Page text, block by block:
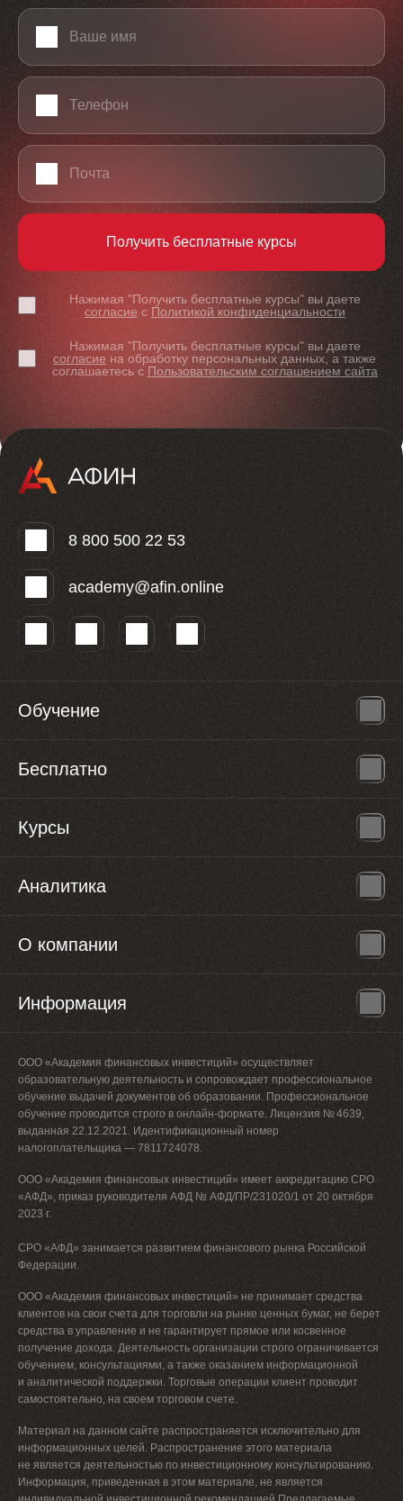
Ваше имя
Телефон
Email
Получить бесплатные курсы
Нажимая "Получить бесплатные курсы" вы даете
согласие с Политикой конфиденциальности
Нажимая "Получить бесплатные курсы" вы даете
согласие на обработку персональных данных, а также
соглашаетесь с Пользовательским соглашением сайта
8 800 500 22 53
academy@afin.online
Обучение
Бесплатно
Курсы
Аналитика
О компании
Информация
ООО «Академия финансовых инвестиций» осуществляет
образовательную деятельность и сопровождает профессиональное
обучение выдачей документов об образовании. Профессиональное
обучение проводится строго в онлайн-формате. Лицензия № 4639,
выданная 22.12.2021. Идентификационный номер
налогоплательщика — 7811724078.
ООО «Академия финансовых инвестиций» имеет аккредитацию СРО
«АФД», приказ руководителя АФД № АФД/ПР/231020/1 от 20 октября
2023 г.
СРО «АФД» занимается развитием финансового рынка Российской
Федерации.
ООО «Академия финансовых инвестиций» не принимает средства
клиентов на свои счета для торговли на рынке ценных бумаг, не берет
средства в управление и не гарантирует прямое или косвенное
получение дохода. Деятельность организации строго ограничивается
обучением, консультациями, а также оказанием информационной
и аналитической поддержки. Торговые операции клиент проводит
самостоятельно, на своем торговом счете.
Материал на данном сайте распространяется исключительно для
информационных целей. Распространение этого материала
не является деятельностью по инвестиционному консультированию.
Информация, приведенная в этом материале, не является